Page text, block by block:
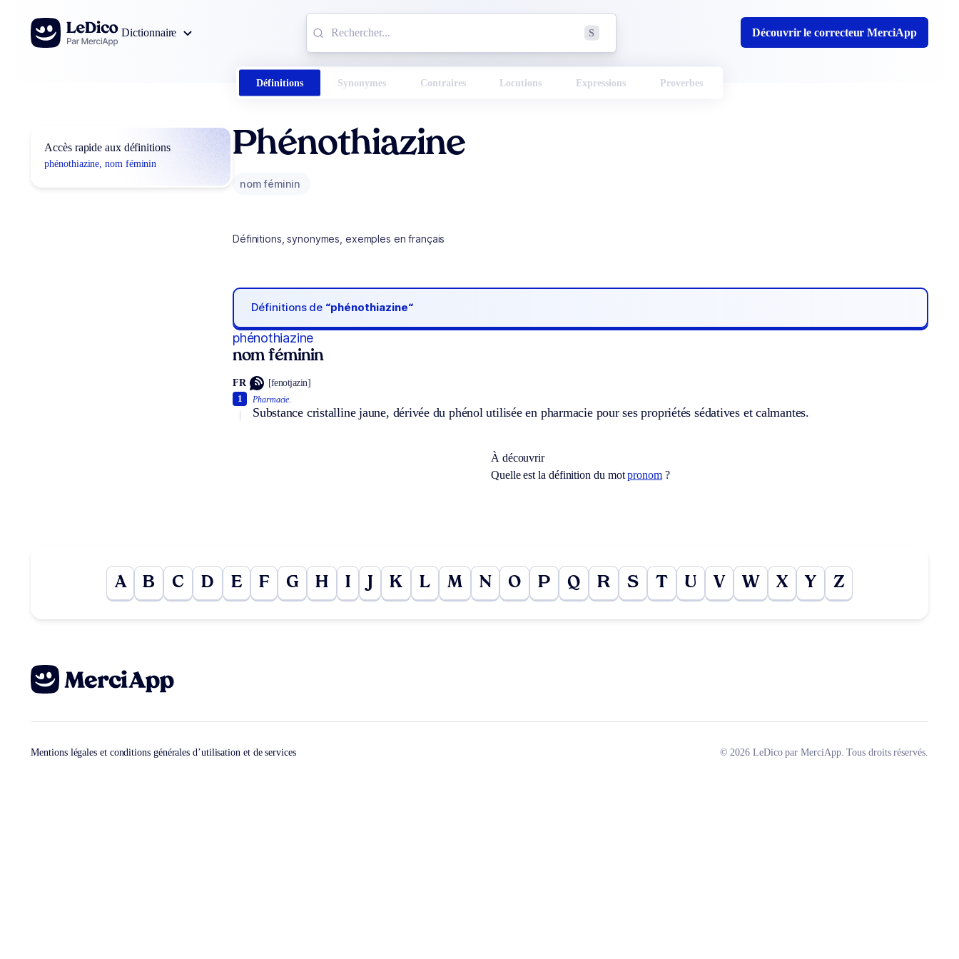
Aller au contenu
Dictionnaire
S Découvrir le correcteur MerciApp
Définitions Synonymes Contraires Locutions Expressions Proverbes
Accès rapide aux définitions
phénothiazine, nom féminin
Phénothiazine
nom féminin
Définitions, synonymes, exemples en français
Définitions de “phénothiazine“
phénothiazine
nom féminin
FR [fenotjazin]
Pharmacie.
Substance cristalline jaune, dérivée du phénol utilisée en pharmacie pour ses propriétés sédatives et calmantes.
1
À découvrir
Quelle est la définition du motpronom?
A B C D E F G H I K L M N O P Q R S T U V W X Y Z
Mentions légales et conditions générales d’utilisation et de services © 2026 LeDico par MerciApp. Tous droits réservés.